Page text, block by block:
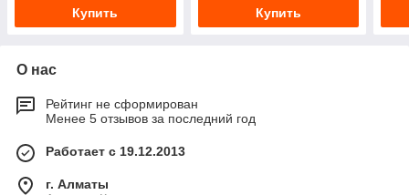
Купить Купить
О нас
Рейтинг не сформирован
Менее 5 отзывов за последний год
Работает с 19.12.2013
г. Алматы